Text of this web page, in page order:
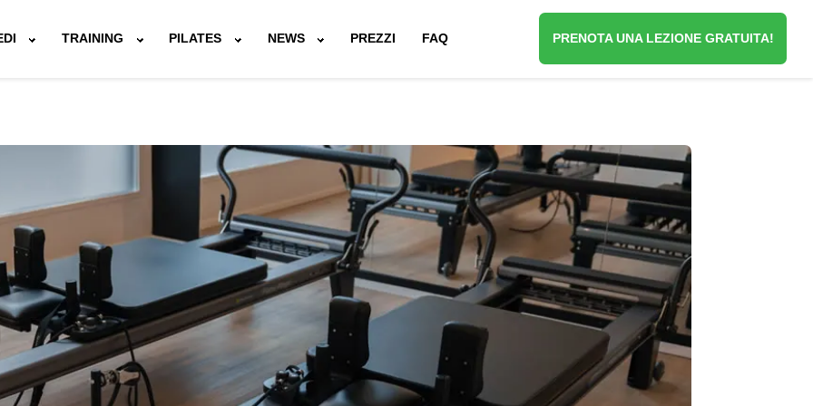
TRAINING PILATES NEWS PREZZI FAQ PRENOTA UNA LEZIONE GRATUITA!